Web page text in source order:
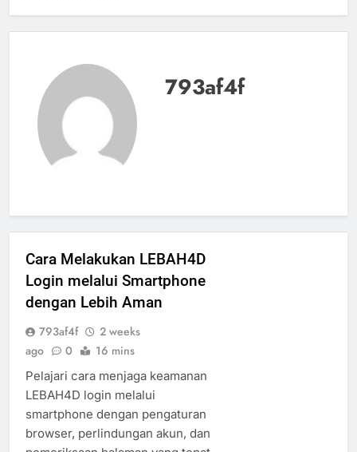
793af4f
Cara Melakukan LEBAH4D
Login melalui Smartphone
dengan Lebih Aman
793af4f
2 weeks
ago
0 16 mins
Pelajari cara menjaga keamanan
LEBAH4D login melalui
smartphone dengan pengaturan
browser, perlindungan akun, dan